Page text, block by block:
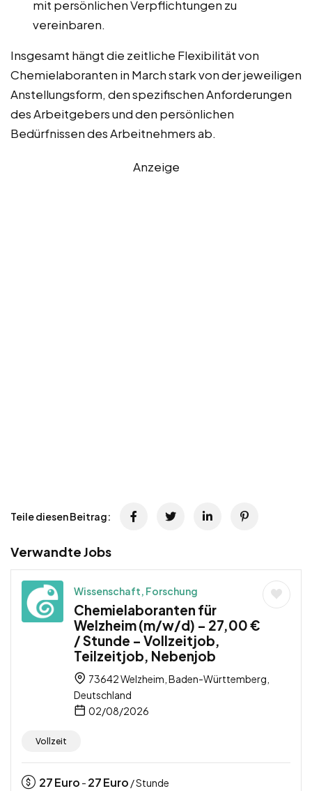
mit persönlichen Verpflichtungen zu
vereinbaren.
Insgesamt hängt die zeitliche Flexibilität von
Chemielaboranten in March stark von der jeweiligen
Anstellungsform, den spezifischen Anforderungen
des Arbeitgebers und den persönlichen
Bedürfnissen des Arbeitnehmers ab.
Anzeige
Teile diesen Beitrag:
Verwandte Jobs
Wissenschaft, Forschung
Chemielaboranten für
Welzheim (m/w/d) – 27,00 €
/ Stunde – Vollzeitjob,
Teilzeitjob, Nebenjob
73642 Welzheim, Baden-Württemberg,
Deutschland
02/08/2026
Vollzeit
27Euro - 27Euro / Stunde